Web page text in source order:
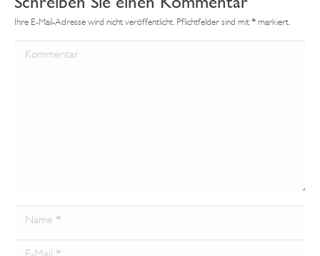
Ihre E-Mail-Adresse wird nicht veröffentlicht. Pflichtfelder sind mit * markiert.
Kommentar
Name *
Email *